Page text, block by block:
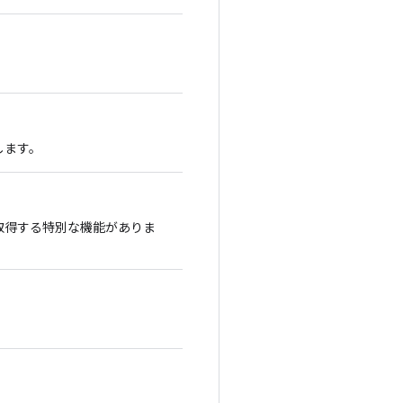
す。
する特別な機能がありま